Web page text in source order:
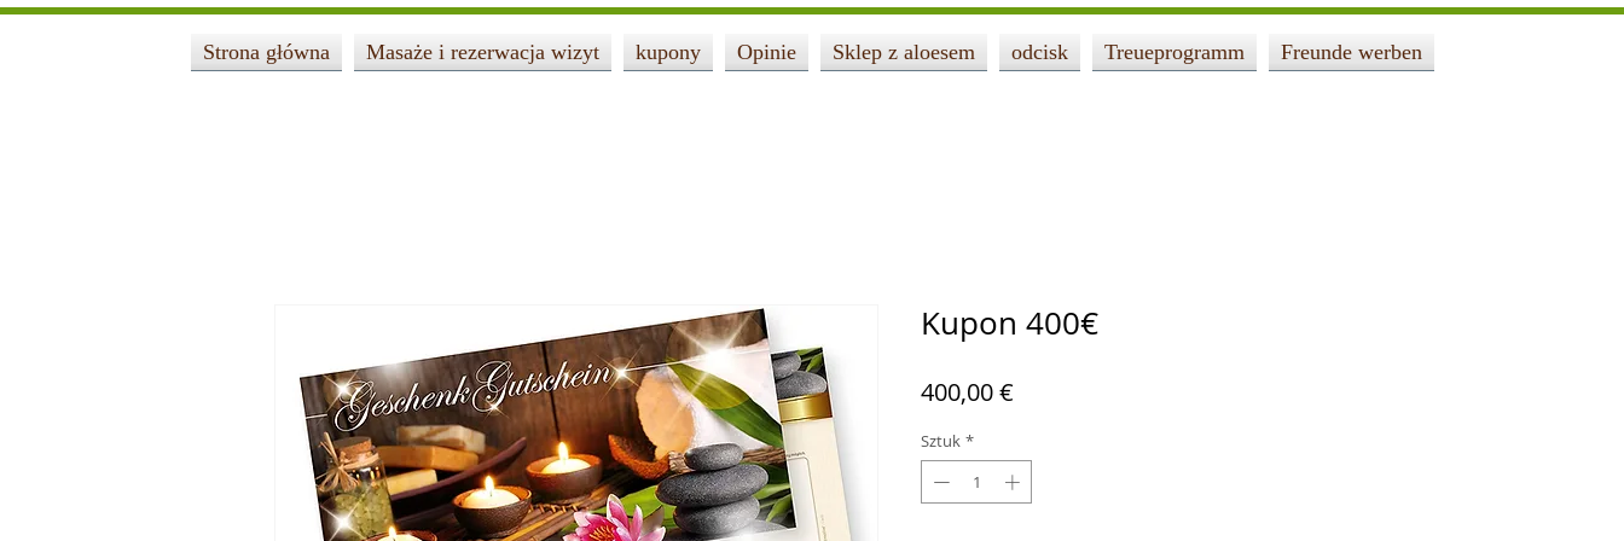
Kupon 400€
400,00 €
Sztuk *
Strona główna Masaże i rezerwacja wizyt kupony Opinie Sklep z aloesem odcisk Treueprogramm Freunde werben